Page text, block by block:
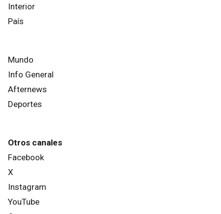
Interior
País
Mundo
Info General
Afternews
Deportes
Otros canales
Facebook
X
Instagram
YouTube